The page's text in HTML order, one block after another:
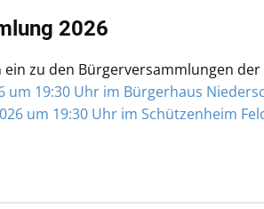
2026
ein zu den Bürgerversammlungen der
um 19:30 Uhr im Bürgerhaus
um 19:30 Uhr im Schützenheim